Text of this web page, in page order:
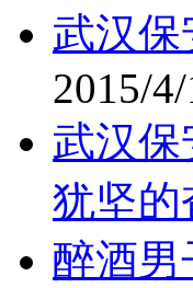
武汉
2015/
武汉保
犹坚的
醉酒